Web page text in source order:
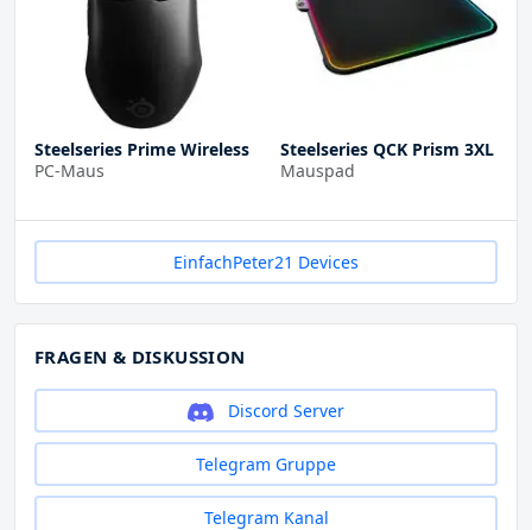
Steelseries Prime Wireless
PC-Maus
Steelseries QCK Prism 3XL
Mauspad
EinfachPeter21 Devices
FRAGEN & DISKUSSION
Discord Server
Telegram Gruppe
Telegram Kanal